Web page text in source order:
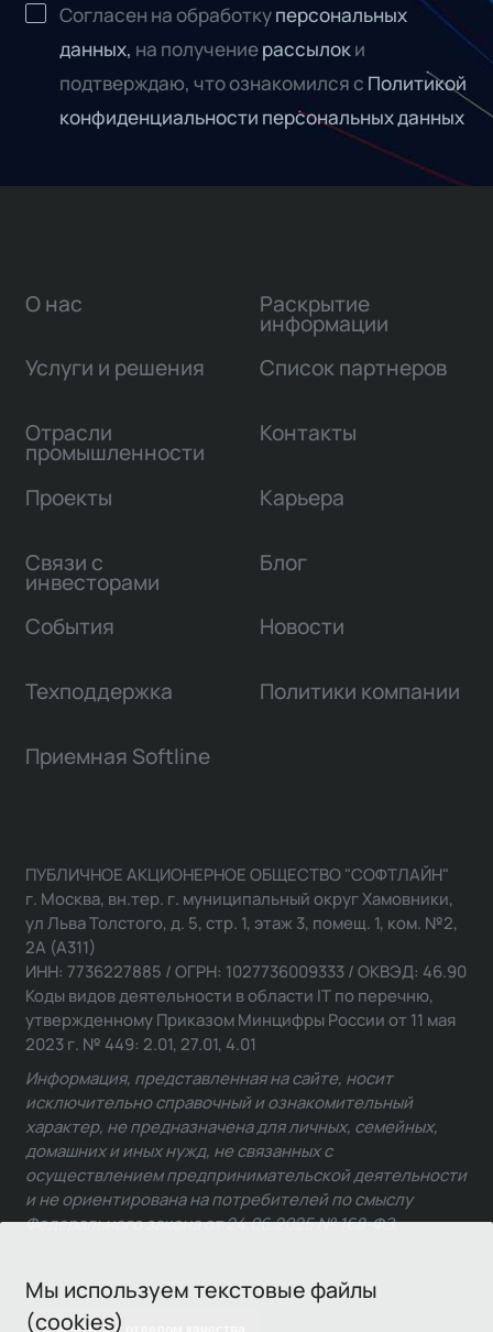
Согласен на обработкуперсональных
данных, на получениерассылоки
подтверждаю, что ознакомился с Политикой
конфиденциальности персональных данных
Мы используем текстовые файлы
(cookies)
О нас
Услуги и решения
Отрасли
промышленности
Проекты
Связи с
инвесторами
Раскрытие
информации
Список партнеров
Контакты
Карьера
Блог
События Новости
Техподдержка Политики компании
Приемная Softline
ПУБЛИЧНОЕ АКЦИОНЕРНОЕ ОБЩЕСТВО "СОФТЛАЙН"
г. Москва, вн.тер. г. муниципальный округ Хамовники,
ул Льва Толстого, д. 5, стр. 1, этаж 3, помещ. 1, ком. №2,
2А (А311)
ИНН: 7736227885 / ОГРН: 1027736009333 / ОКВЭД: 46.90
Коды видов деятельности в области IT по перечню,
утвержденному Приказом Минцифры России от 11 мая
2023 г. № 449: 2.01, 27.01, 4.01
Информация, представленная на сайте, носит
исключительно справочный и ознакомительный
характер, не предназначена для личных, семейных,
домашних и иных нужд, не связанных с
осуществлением предпринимательской деятельности
и не ориентирована на потребителей по смыслу
Федерального закона от 24.06.2025 № 168-ФЗ.